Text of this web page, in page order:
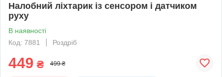
Налобний ліхтарик із сенсором і датчиком
руху
В наявності
Код: 7881
Роздріб
449 ₴ 499 ₴